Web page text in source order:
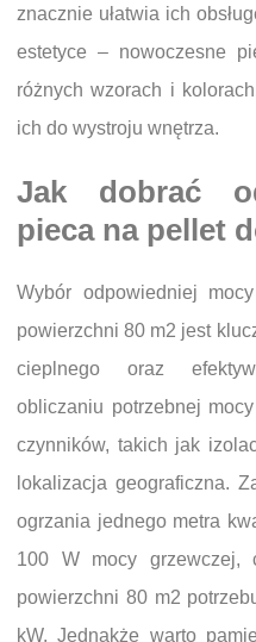
znacznie ułatwia ich
estetyce – nowoczesne
różnych wzorach i
ich do wystroju wnętrza.
Jak dobrać
pieca na pellet
Wybór odpowiedniej
powierzchni 80 m2 jest
cieplnego oraz
obliczaniu potrzebnej
czynników, takich jak
lokalizacja geograficzna.
ogrzania jednego metra
100 W mocy
powierzchni 80 m2
kW. Jednakże warto